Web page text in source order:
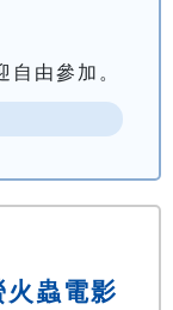
自由參加。
蟲電影